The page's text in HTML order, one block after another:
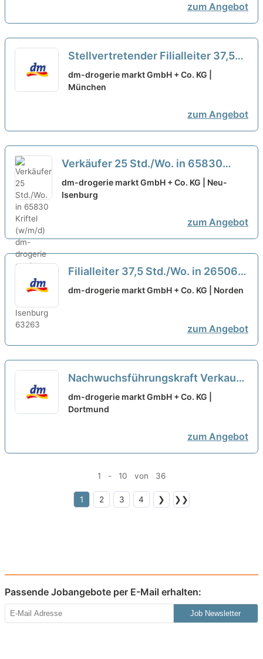
zum Angebot
Stellvertretender Filialleiter 37,5
Std./Wo. in 80939 München
(w/m/d)
dm-drogerie markt GmbH + Co. KG |
München
zum Angebot
Verkäufer 25 Std./Wo. in 65830
Kriftel (w/m/d)
dm-drogerie markt GmbH + Co. KG | Neu-
Isenburg
zum Angebot
Filialleiter 37,5 Std./Wo. in 26506
Norden neu
dm-drogerie markt GmbH + Co. KG | Norden
zum Angebot
Nachwuchsführungskraft Verkauf
37,5 Std./Wo. im Großraum
Bochum / Herne / Castrop-Rauxel /
dm-drogerie markt GmbH + Co. KG |
Dortmund
zum Angebot
1 - 10 von 36
1 2 3 4 ❯ ❯❯
Passende Jobangebote per E-Mail erhalten:
Job Newsletter